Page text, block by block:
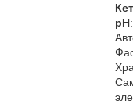
рН